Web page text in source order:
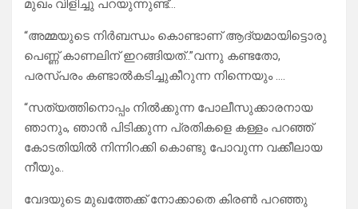
മുഖം വിളിച്ചു പറയുന്നുണ്ട്…
“അമ്മയുടെ നിർബന്ധം കൊണ്ടാണ് ആദ്യമായിട്ടൊരു
പെണ്ണ് കാണലിന് ഇറങ്ങിയത്..”വന്നു കണ്ടതോ,
പരസ്പരം കണ്ടാൽകടിച്ചുകീറുന്ന നിന്നെയും ….
“സത്യത്തിനൊപ്പം നിൽക്കുന്ന പോലീസുക്കാരനായ
ഞാനും, ഞാൻ പിടിക്കുന്ന പ്രതികളെ കള്ളം പറഞ്ഞ്
കോടതിയിൽ നിന്നിറക്കി കൊണ്ടു പോവുന്ന വക്കീലായ
നീയും..
വേദയുടെ മുഖത്തേക്ക് നോക്കാതെ കിരൺ പറഞ്ഞു